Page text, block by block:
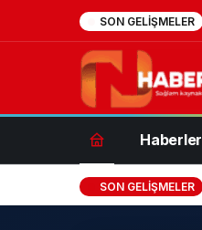
SON GELIŞMELER
Haberler
SON GELIŞMELER